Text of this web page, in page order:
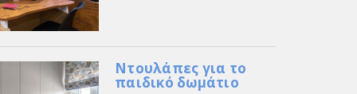
Ντουλάπες για το
παιδικό δωμάτιο